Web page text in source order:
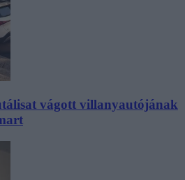
vágott villanyautójának